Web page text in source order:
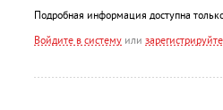
Подробная информация доступна
Войдите в систему или